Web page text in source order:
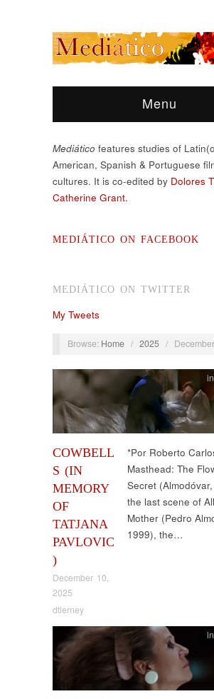
Menu
Mediático features studies of
American, Spanish & Portuguese
cultures. It is co-edited by Dolores
Catherine Grant.
MEDIÁTICO ON FACEBOOK
MEDIÁTICO ON TWITTER
My Tweets
Browse: Home / 2025 / December
COWBELL
S (IN
MEMORY
OF
TATJANA
PAVLOVIC
)
December 10,
2025
dtierney
*Por Roberto
Masthead: The
Secret
the last scene of
Mother (Pedro
1999), the…